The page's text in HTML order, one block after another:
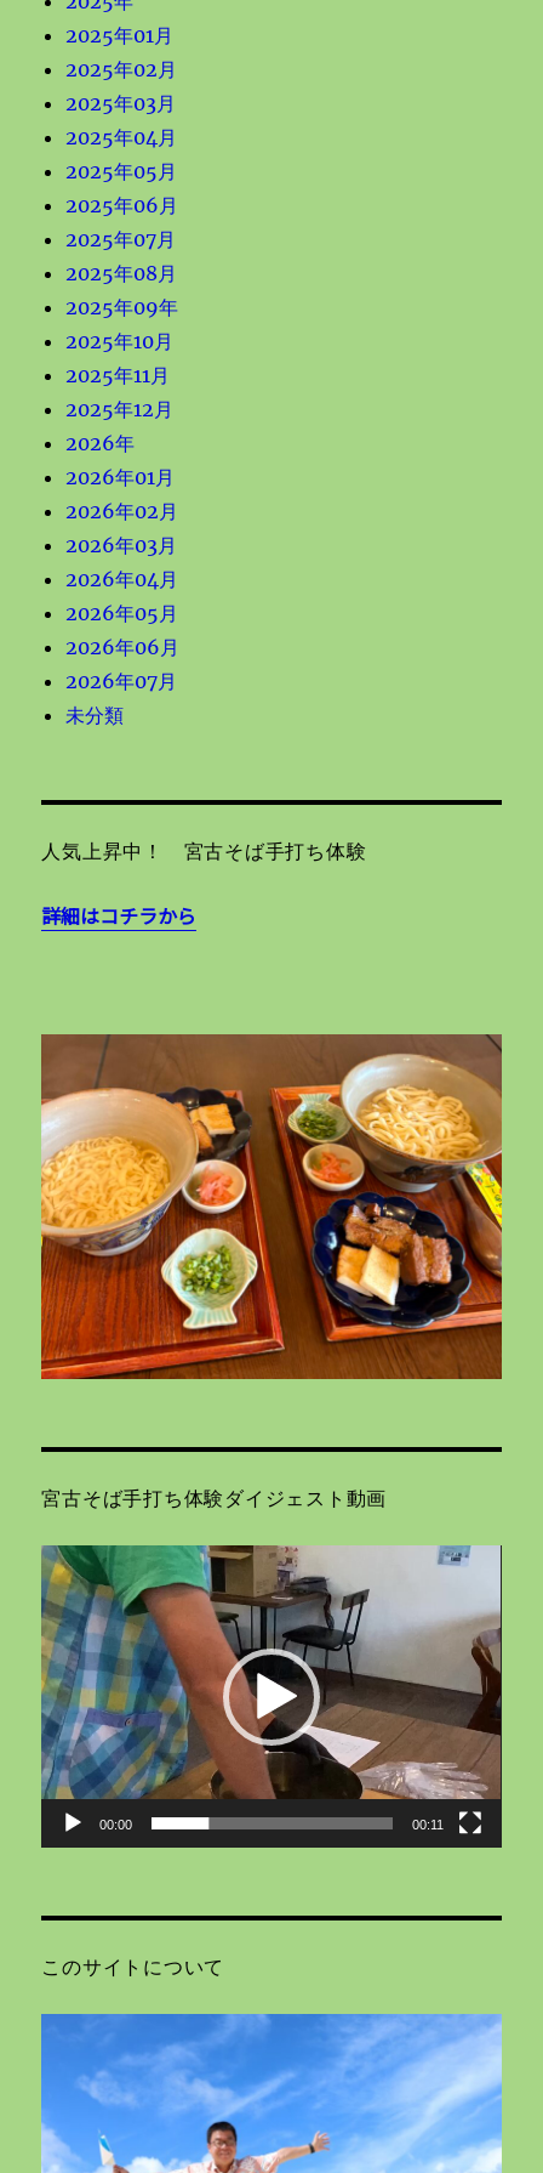
2025年01月
2025年02月
2025年03月
2025年04月
2025年05月
2025年06月
2025年07月
2025年08月
2025年09年
2025年10月
2025年11月
2025年12月
2026年
2026年01月
2026年02月
2026年03月
2026年04月
2026年05月
2026年06月
2026年07月
未分類
人気上昇中！ 宮古そば手打ち体験
詳細はコチラから
宮古そば手打ち体験ダイジェスト動画
動
画
プ
レ
ー
ヤ
ー
00:00 00:11
このサイトについて